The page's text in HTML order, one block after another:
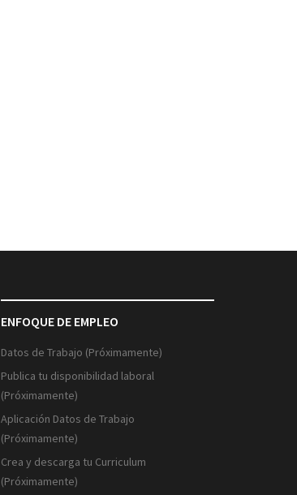
ENFOQUE DE EMPLEO
Datos de Trabajo (Próximamente)
Publica tu disponibilidad laboral
(Próximamente)
Aplicación Datos de Trabajo
(Próximamente)
Crea y descarga tu Curriculum
(Próximamente)